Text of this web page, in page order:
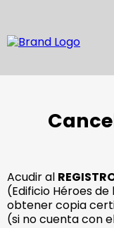
Acudir al
(Edificio Héroes
obtener copia
(si no cuenta con